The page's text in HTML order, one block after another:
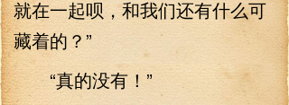
就在一起呗，和我们还有什么可
藏着的？”
“真的没有！”